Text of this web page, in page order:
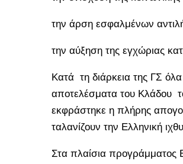
την άρση εσφαλμένων
την αύξηση της εγχώριας
Κατά τη διάρκεια της ΓΣ
αποτελέσματα του Κλάδου
εκφράστηκε η πλήρης
ταλανίζουν την Ελληνική
Στα πλαίσια προγράμματος